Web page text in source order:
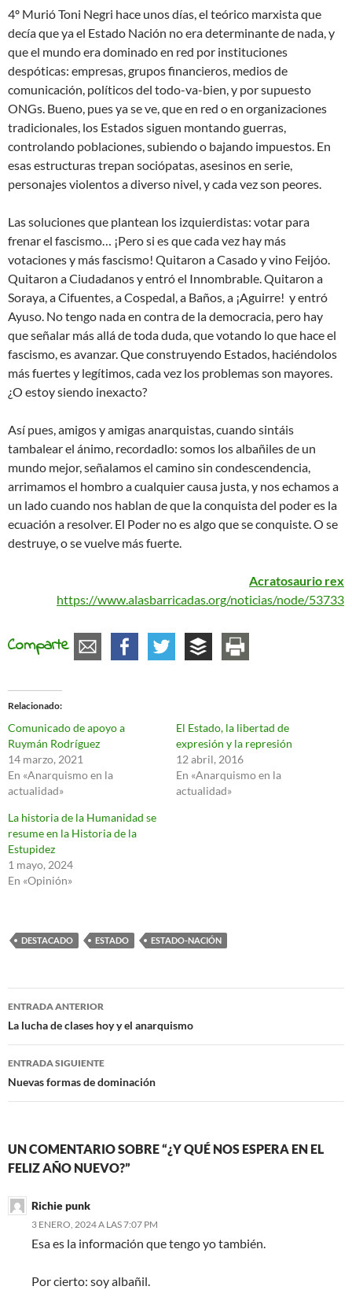
4º Murió Toni Negri hace unos días, el teórico marxista que
decía que ya el Estado Nación no era determinante de nada, y
que el mundo era dominado en red por instituciones
despóticas: empresas, grupos financieros, medios de
comunicación, políticos del todo-va-bien, y por supuesto
ONGs. Bueno, pues ya se ve, que en red o en organizaciones
tradicionales, los Estados siguen montando guerras,
controlando poblaciones, subiendo o bajando impuestos. En
esas estructuras trepan sociópatas, asesinos en serie,
personajes violentos a diverso nivel, y cada vez son peores.
Las soluciones que plantean los izquierdistas: votar para
frenar el fascismo… ¡Pero si es que cada vez hay más
votaciones y más fascismo! Quitaron a Casado y vino Feijóo.
Quitaron a Ciudadanos y entró el Innombrable. Quitaron a
Soraya, a Cifuentes, a Cospedal, a Baños, a ¡Aguirre! y entró
Ayuso. No tengo nada en contra de la democracia, pero hay
que señalar más allá de toda duda, que votando lo que hace el
fascismo, es avanzar. Que construyendo Estados, haciéndolos
más fuertes y legítimos, cada vez los problemas son mayores.
¿O estoy siendo inexacto?
Así pues, amigos y amigas anarquistas, cuando sintáis
tambalear el ánimo, recordadlo: somos los albañiles de un
mundo mejor, señalamos el camino sin condescendencia,
arrimamos el hombro a cualquier causa justa, y nos echamos a
un lado cuando nos hablan de que la conquista del poder es la
ecuación a resolver. El Poder no es algo que se conquiste. O se
destruye, o se vuelve más fuerte.
Acratosaurio rex
https://www.alasbarricadas.org/noticias/node/53733
Comparte
Relacionado
Comunicado de apoyo a
Ruymán Rodríguez
14 marzo, 2021
En «Anarquismo en la
actualidad»
El Estado, la libertad de
expresión y la represión
12 abril, 2016
En «Anarquismo en la
actualidad»
La historia de la Humanidad se
resume en la Historia de la
Estupidez
1 mayo, 2024
En «Opinión»
DESTACADO ESTADO ESTADO-NACIÓN
Navegación
de
entradas
ENTRADA ANTERIOR
La lucha de clases hoy y el anarquismo
ENTRADA SIGUIENTE
Nuevas formas de dominación
UN COMENTARIO SOBRE “¿Y QUÉ NOS ESPERA EN EL
FELIZ AÑO NUEVO?”
Richie punk
3 ENERO, 2024 A LAS 7:07 PM
Esa es la información que tengo yo también.
Por cierto: soy albañil.